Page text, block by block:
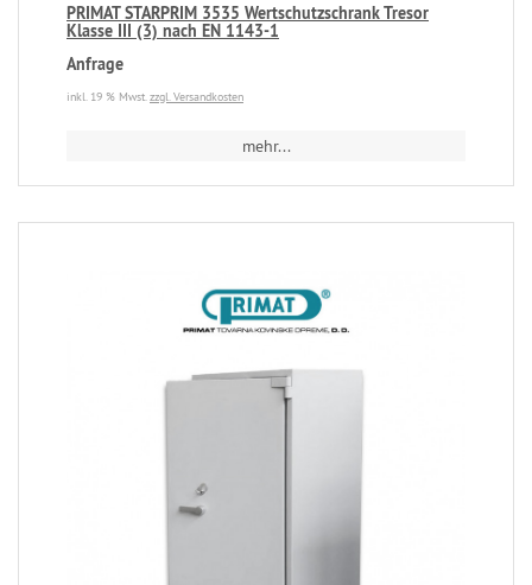
PRIMAT STARPRIM 3535 Wertschutzschrank Tresor
Klasse III (3) nach EN 1143-1
Anfrage
inkl. 19 % Mwst.zzgl. Versandkosten
mehr...